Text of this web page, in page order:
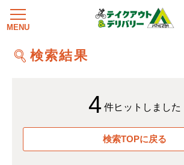
検索結果
4 件ヒットしました
検索TOPに戻る